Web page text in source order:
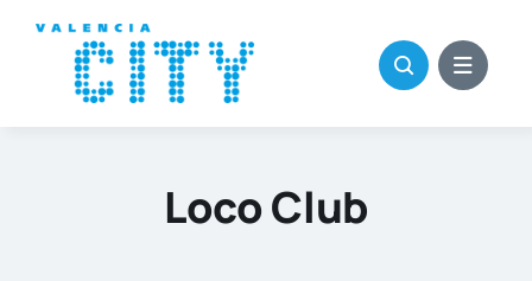
contenido
Loco Club